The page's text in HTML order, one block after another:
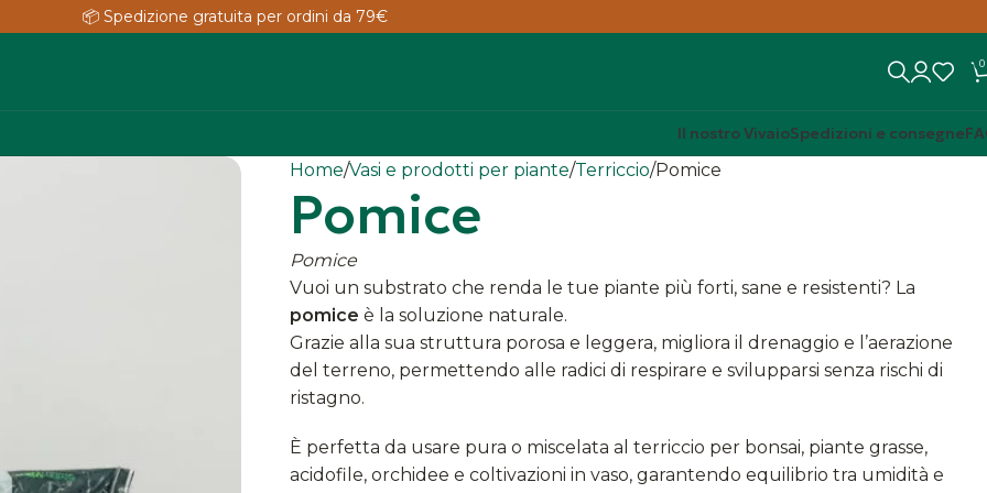
📦 Spedizione gratuita per ordini da 79€
0
Il nostro VivaioSpedizioni e consegne
Home Vasi e prodotti per piante Terriccio Pomice
Pomice
Pomice
Vuoi un substrato che renda le tue piante più forti, sane e resistenti? La
pomice è la soluzione naturale.
Grazie alla sua struttura porosa e leggera, migliora il drenaggio e l’aerazione
del terreno, permettendo alle radici di respirare e svilupparsi senza rischi di
ristagno.
È perfetta da usare pura o miscelata al terriccio per bonsai, piante grasse,
acidofile, orchidee e coltivazioni in vaso, garantendo equilibrio tra umidità e